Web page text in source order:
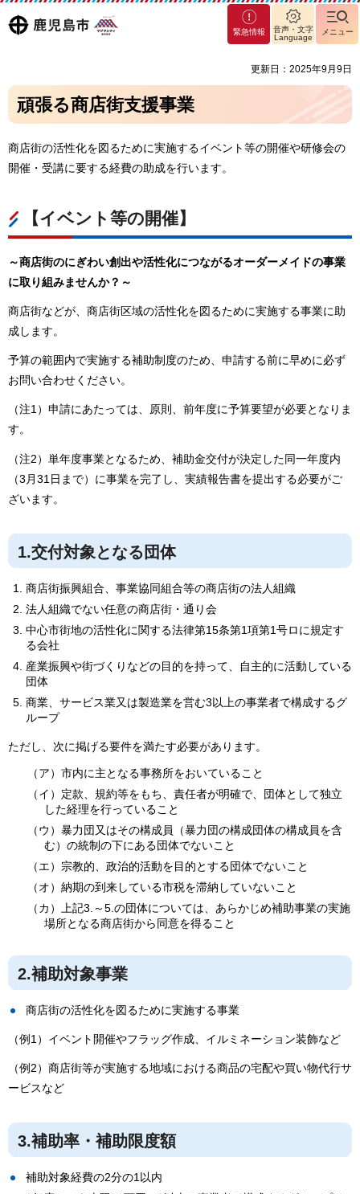
鹿児島
マグ
マシ
島市
緊急情報
音声・文字
Language
メニュー
更新日：2025年9月9日
頑張る商店街支援事業
商店街の活性化を図るために実施するイベント等の開催や研修会の
開催・受講に要する経費の助成を行います。
【イベント等の開催】
～商店街のにぎわい創出や活性化につながるオーダーメイドの事業
に取り組みませんか？～
商店街などが、商店街区域の活性化を図るために実施する事業に助
成します。
予算の範囲内で実施する補助制度のため、申請する前に早めに必ず
お問い合わせください。
（注1）申請にあたっては、原則、前年度に予算要望が必要となりま
す。
（注2）単年度事業となるため、補助金交付が決定した同一年度内
（3月31日まで）に事業を完了し、実績報告書を提出する必要がご
ざいます。
1.交付対象となる団体
商店街振興組合、事業協同組合等の商店街の法人組織
法人組織でない任意の商店街・通り会
中心市街地の活性化に関する法律第15条第1項第1号ロに規定す
る会社
産業振興や街づくりなどの目的を持って、自主的に活動している
団体
商業、サービス業又は製造業を営む3以上の事業者で構成するグ
ループ
ただし、次に掲げる要件を満たす必要があります。
（ア）市内に主となる事務所をおいていること
（イ）定款、規約等をもち、責任者が明確で、団体として独立
した経理を行っていること
（ウ）暴力団又はその構成員（暴力団の構成団体の構成員を含
む）の統制の下にある団体でないこと
（エ）宗教的、政治的活動を目的とする団体でないこと
（オ）納期の到来している市税を滞納していないこと
（カ）上記3.～5.の団体については、あらかじめ補助事業の実施
場所となる商店街から同意を得ること
2.補助対象事業
商店街の活性化を図るために実施する事業
（例1）イベント開催やフラッグ作成、イルミネーション装飾など
（例2）商店街等が実施する地域における商品の宅配や買い物代行サ
ービスなど
3.補助率・補助限度額
補助対象経費の2分の1以内